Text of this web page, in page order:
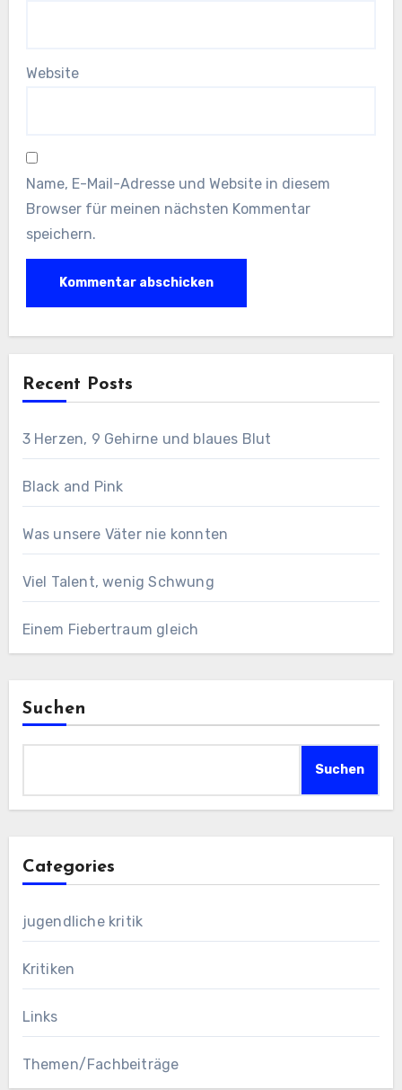
Website
Name, E-Mail-Adresse und Website in diesem
Browser für meinen nächsten Kommentar
speichern.
Recent Posts
3 Herzen, 9 Gehirne und blaues Blut
Black and Pink
Was unsere Väter nie konnten
Viel Talent, wenig Schwung
Einem Fiebertraum gleich
Suchen
Suchen
Categories
jugendliche kritik
Kritiken
Links
Themen/Fachbeiträge